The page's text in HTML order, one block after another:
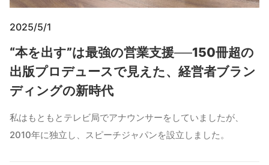
2025/5/1
“本を出す”は最強の営業支援──150冊超の
出版プロデュースで見えた、経営者ブラン
ディングの新時代
私はもともとテレビ局でアナウンサーをしていましたが、
2010年に独立し、スピーチジャパンを設立しました。